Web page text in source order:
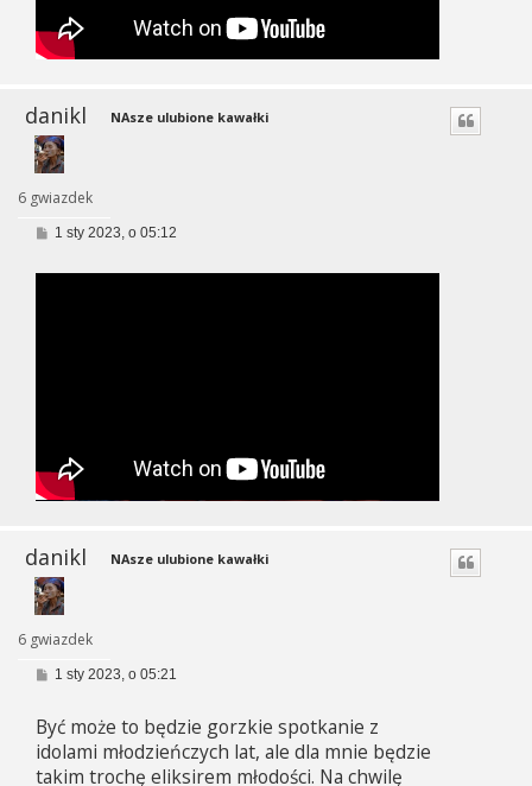
danikl
6 gwiazdek
NAsze ulubione kawałki
P1 sty 2023, o 05:12
danikl
6 gwiazdek
NAsze ulubione kawałki
P
t
1 sty 2023, o 05:21
Być może to będzie gorzkie spotkanie z
idolami młodzieńczych lat, ale dla mnie będzie
takim trochę eliksirem młodości. Na chwilę